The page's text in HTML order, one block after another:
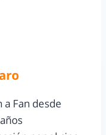
a Fan desde